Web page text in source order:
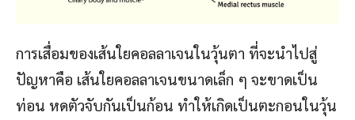
การเสื่อมของเส้นใยคอลลาเจนในวุ้นตา ที่จะนำไปสู่
ปัญหาคือ เส้นใยคอลลาเจนขนาดเล็ก ๆ จะขาดเป็น
ท่อน หดตัวจับกันเป็นก้อน ทำให้เกิดเป็นตะกอนในวุ้น